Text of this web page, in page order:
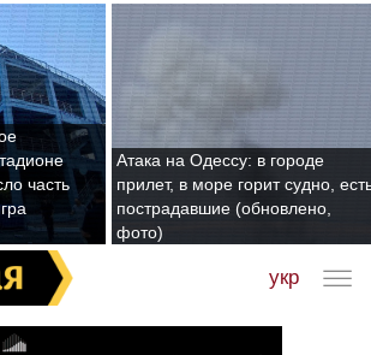
часть
Атака на Одессу: в городе
прилет, в море горит судно,
пострадавшие (обновлено,
фото)
укр